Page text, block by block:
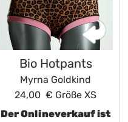
Bio Hotpants
Myrna Goldkind
24,00 € Größe XS
Der Onlineverkauf ist